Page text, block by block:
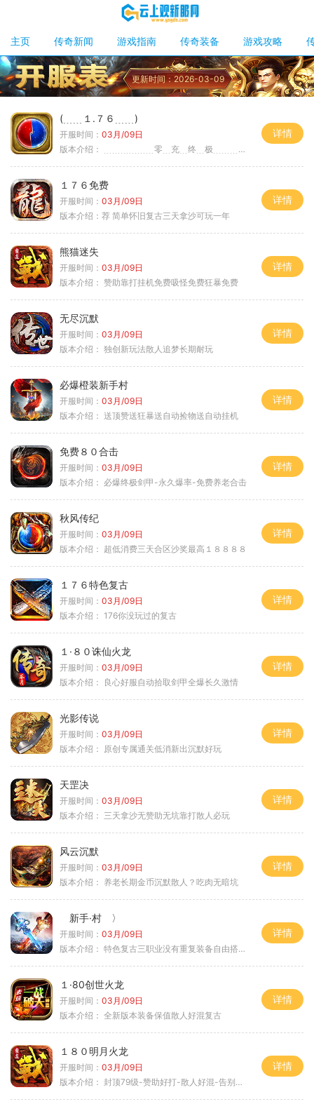
主页 传奇新闻 游戏指南 传奇装备 游戏攻略
更新时间：2026-03-09
(﹍﹍１.７６﹍﹍)
开服时间： 03月/09日
版本介绍：
﹍﹍﹍﹍﹍﹍零﹍充﹍终﹍极﹍﹍﹍﹍﹍﹍〉
详情
１７６免费
开服时间： 03月/09日
版本介绍： 荐 简单怀旧复古三天拿沙可玩一年
详情
熊猫迷失
开服时间： 03月/09日
版本介绍： 赞助靠打挂机免费吸怪免费狂暴免费
详情
无尽沉默
开服时间： 03月/09日
版本介绍： 独创新玩法散人追梦长期耐玩
详情
必爆橙装新手村
开服时间： 03月/09日
版本介绍： 送顶赞送狂暴送自动捡物送自动挂机
详情
免费８０合击
开服时间： 03月/09日
版本介绍： 必爆终极剑甲-永久爆率-免费养老合击
详情
秋风传纪
开服时间： 03月/09日
版本介绍： 超低消费三天合区沙奖最高１８８８８
详情
１７６特色复古
开服时间： 03月/09日
版本介绍： 176你没玩过的复古
详情
１·８０诛仙火龙
开服时间： 03月/09日
版本介绍：
良心好服自动拾取剑甲全爆长久激情
详情
光影传说
开服时间： 03月/09日
版本介绍： 原创专属通关低消新出沉默好玩
详情
天罡决
开服时间： 03月/09日
版本介绍： 三天拿沙无赞助无坑靠打散人必玩
详情
风云沉默
开服时间： 03月/09日
版本介绍： 养老长期金币沉默散人？吃肉无暗坑
详情
新手·村 〉
开服时间： 03月/09日
版本介绍： 特色复古三职业没有重复装备自由搭配私
详情
１·80创世火龙
开服时间： 03月/09日
版本介绍： 全新版本装备保值散人好混复古
详情
１８０明月火龙
开服时间： 03月/09日
版本介绍： 封顶79级-赞助好打-散人好混-告别坑服
详情